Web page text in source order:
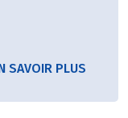
SAVOIR PLUS